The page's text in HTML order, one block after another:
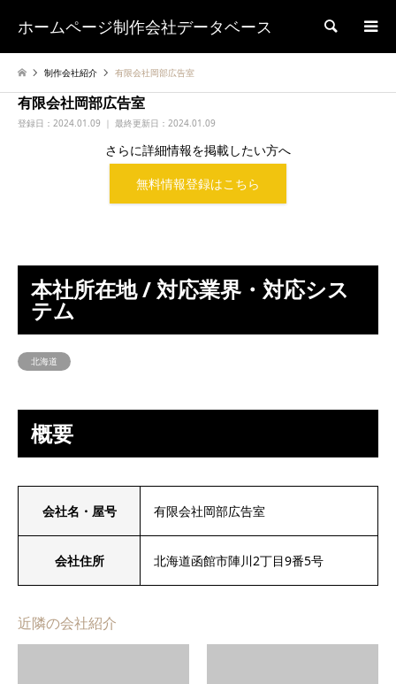
ホームページ制作会社データベース 検索
制作会社紹介 有限会社岡部広告室
有限会社岡部広告室
登録日： 2024.01.09 ｜ 最終更新日：2024.01.09
さらに詳細情報を掲載したい方へ
無料情報登録はこちら
本社所在地 / 対応業界・対応シス
テム
北海道
概要
会社名・屋号 有限会社岡部広告室
会社住所 北海道函館市陣川2丁目9番5号
近隣の会社紹介